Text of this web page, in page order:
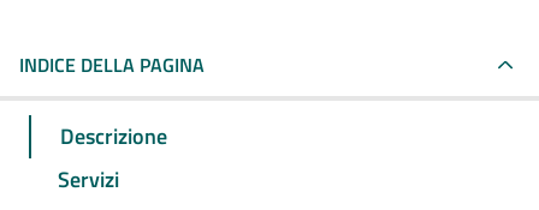
INDICE DELLA PAGINA
Descrizione
Servizi